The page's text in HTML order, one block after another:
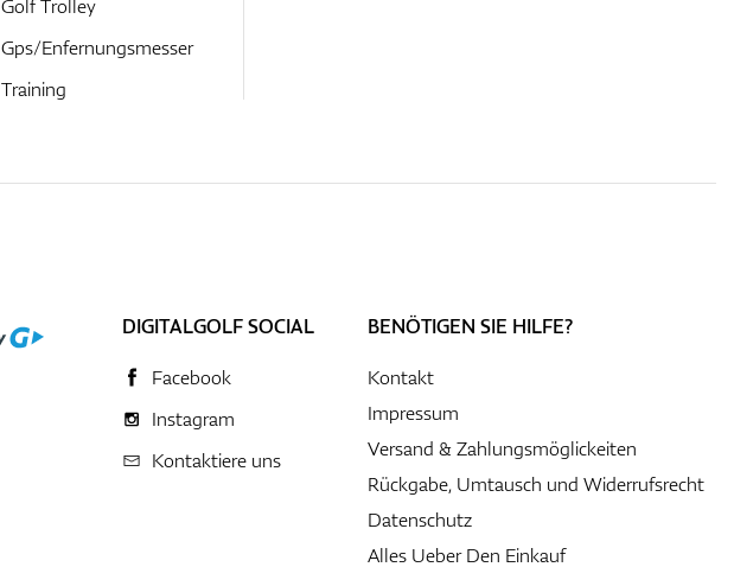
Golf Trolley
Gps/Enfernungsmesser
Training
DIGITALGOLF SOCIAL
Facebook
Instagram
Kontaktiere uns
BENÖTIGEN SIE HILFE?
Kontakt
Impressum
Versand & Zahlungsmöglickeiten
Rückgabe, Umtausch und Widerrufsrecht
Datenschutz
Alles Ueber Den Einkauf